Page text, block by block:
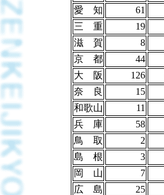
愛 知
61
三 重
19
滋 賀
8
京 都
44
大 阪
126
奈 良
15
和歌山
11
兵 庫
58
鳥 取
2
島 根
3
岡 山
7
広 島
25